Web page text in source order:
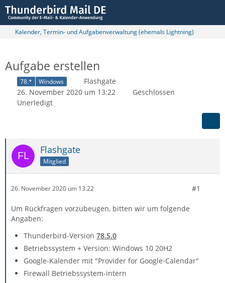
Kalender, Termin- und Aufgabenverwaltung (ehemals Lightning)
Aufgabe erstellen
78.* Windows
Flashgate
26. November 2020 um 13:22
Geschlossen
Unerledigt
Flashgate
Mitglied
26. November 2020 um 13:22 #1
Um Rückfragen vorzubeugen, bitten wir um folgende
Angaben:
Thunderbird-Version 78.5.0
Betriebssystem + Version: Windows 10 20H2
Google-Kalender mit "Provider for Google-Calendar"
Firewall Betriebssystem-intern